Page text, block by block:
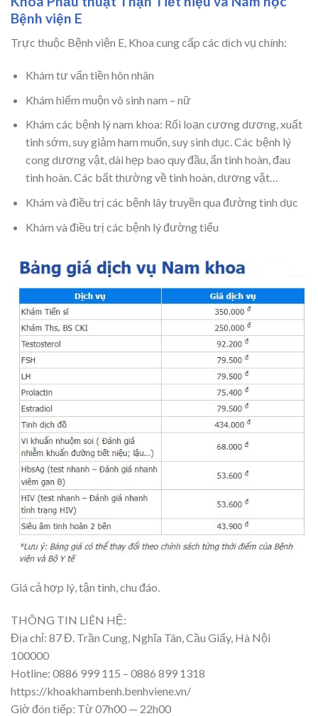
Bệnh viện E
Trực thuộc Bệnh viện E, Khoa cung cấp các dịch vụ chính:
Khám tư vấn tiền hôn nhân
Khám hiếm muộn vô sinh nam – nữ
Khám các bệnh lý nam khoa: Rối loạn cương dương, xuất
tinh sớm, suy giảm ham muốn, suy sinh dục. Các bệnh lý
cong dương vật, dài hẹp bao quy đầu, ẩn tinh hoàn, đau
tinh hoàn. Các bất thường về tinh hoàn, dương vật…
Khám và điều trị các bệnh lây truyền qua đường tình dục
Khám và điều trị các bệnh lý đường tiểu
Giá cả hợp lý, tận tình, chu đáo.
THÔNG TIN LIÊN HỆ:
Địa chỉ: 87 Đ. Trần Cung, Nghĩa Tân, Cầu Giấy, Hà Nội
100000
Hotline: 0886 999 115 – 0886 899 1318
https://khoakhambenh.benhviene.vn/
Giờ đón tiếp: Từ 07h00 — 22h00